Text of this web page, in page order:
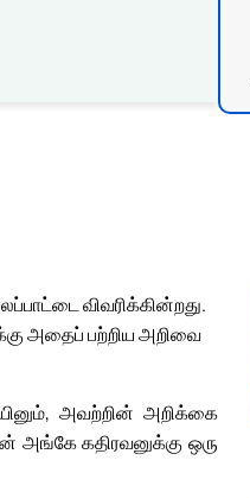
விவரிக்கின்றது.
அதைப் பற்றிய அறிவை
அவற்றின் அறிக்கை
கதிரவனுக்கு ஒரு